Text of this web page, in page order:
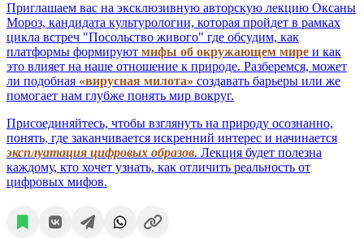
Приглашаем вас на эксклюзивную авторскую лекцию Оксаны
Мороз, кандидата культурологии, которая пройдет в рамках
цикла встреч "Посольство живого" где обсудим, как
платформы формируют мифы об окружающем мире и как
это влияет на наше отношение к природе. Разберемся, может
ли подобная «вирусная милота» создавать барьеры или же
помогает нам глубже понять мир вокруг.
Присоединяйтесь, чтобы взглянуть на природу осознанно,
понять, где заканчивается искренний интерес и начинается
эксплуатация цифровых образов. Лекция будет полезна
каждому, кто хочет узнать, как отличить реальность от
цифровых мифов.